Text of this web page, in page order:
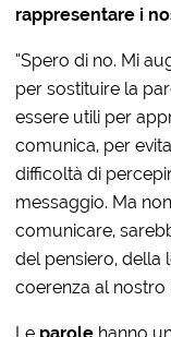
rappresentare i
“Spero di no. Mi
per sostituire la
essere utili per
comunica, per
difficoltà di
messaggio. Ma
comunicare,
del pensiero, della
coerenza al nostro
Le parole hanno